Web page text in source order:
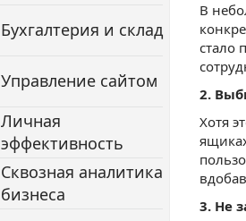
Бухгалтерия и склад
Управление сайтом
Личная
эффективность
Сквозная аналитика
бизнеса
В
стало
2.
Хотя
3. Не